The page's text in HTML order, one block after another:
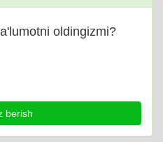
oldingizmi?